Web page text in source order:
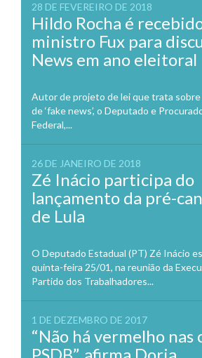
28 DE FEVEREIRO DE 2018
Hildo Rocha é
ministro Fux para
News em ano eleitoral
Autor de projeto de lei que trata sobre
de ‘fake news’, o Deputado e
Federal,...
26 DE JANEIRO DE 2018
Zé Inácio participa do
lançamento da pré-
de Lula
O Deputado Estadual (PT) Zé Inácio
quinta-feira 25/01, na reunião da
Partido dos Trabalhadores...
1 DE DEZEMBRO DE 2017
“Não há vermelho nas